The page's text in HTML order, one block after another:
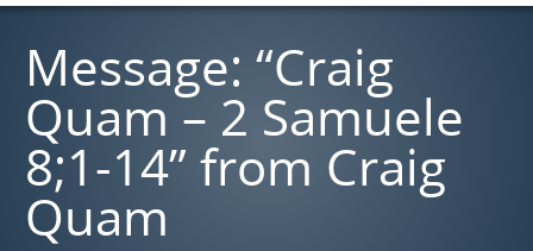
Message: “Craig
Quam – 2 Samuele
8;1-14” from Craig
Quam